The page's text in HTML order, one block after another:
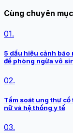
Cùng chuyên mục
01.
5 dấu hiệu cảnh báo
để phòng ngừa vô
02.
Tầm soát ung thư
nữ và hệ thống y tế
03.